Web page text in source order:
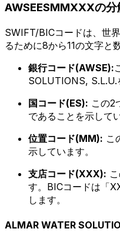
AWSEESMMXXXの分
SWIFT/BICコードは、世
るために8から11の文字と
銀行コード(AWSE):
SOLUTIONS, S.L.U.
国コード(ES): この2
であることを示して
位置コード(MM): こ
示しています。
支店コード(XXX):
す。BICコードは「
します。
ALMAR WATER